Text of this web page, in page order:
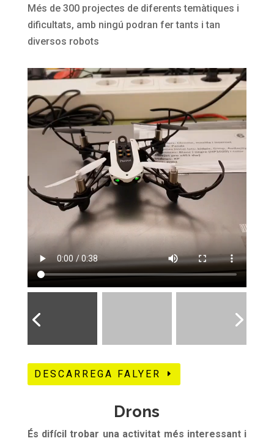
Més de 300 projectes de diferents temàtiques i
dificultats, amb ningú podran fer tants i tan
diversos robots
DESCARREGA FALYER
Drons
És difícil trobar una activitat més interessant i